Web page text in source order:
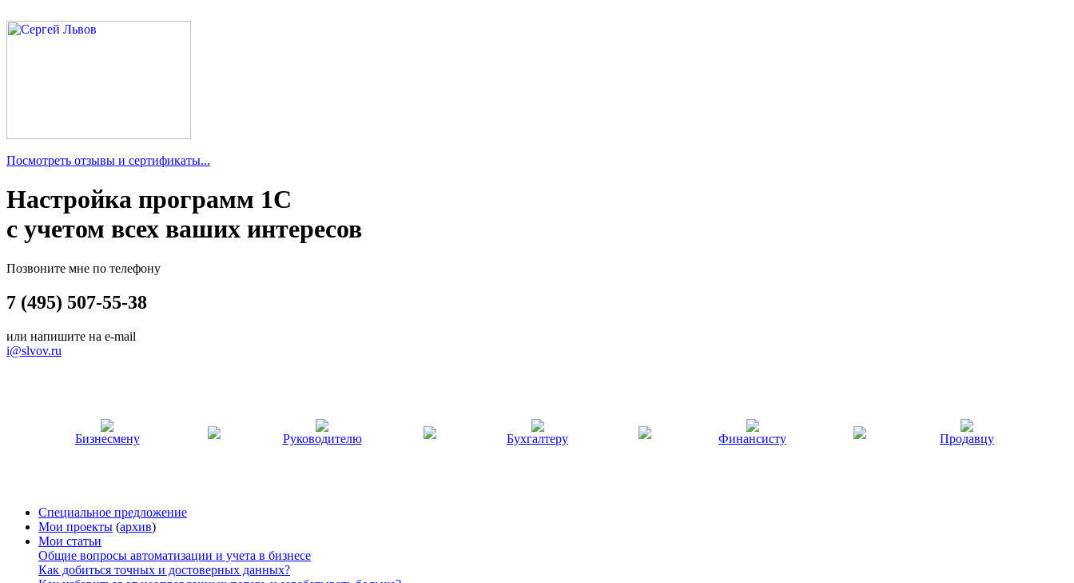
Посмотреть отзывы и сертификаты...
Настройка программ 1С
с учетом всех ваших интересов
Позвоните мне по телефону
7 (495) 507-55-38
или напишите на e-mail
i@slvov.ru
Бизнесмену Руководителю Бухгалтеру Финансисту Продавцу
Специальное предложение
Мои проекты (архив)
Мои статьи
Общие вопросы автоматизации и учета в бизнесе
Как добиться точных и достоверных данных?